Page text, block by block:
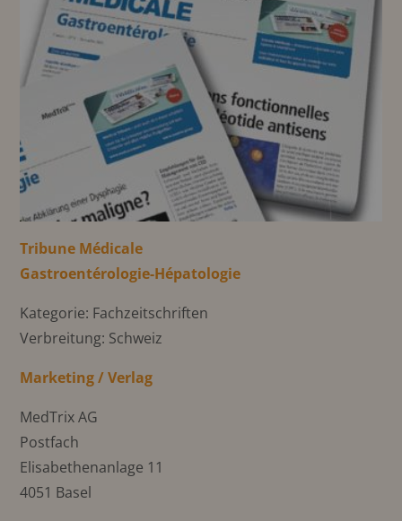
Tribune Médicale
Gastroentérologie-Hépatologie
Kategorie: Fachzeitschriften
Verbreitung: Schweiz
Marketing / Verlag
MedTrix AG
Postfach
Elisabethenanlage 11
4051 Basel